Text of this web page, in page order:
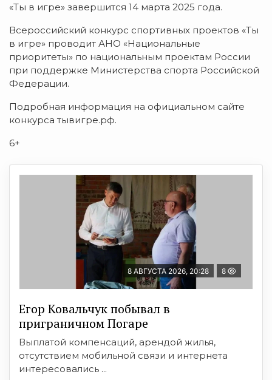
«Ты в игре» завершится 14 марта 2025 года.
Всероссийский конкурс спортивных проектов «Ты
в игре» проводит АНО «Национальные
приоритеты» по национальным проектам России
при поддержке Министерства спорта Российской
Федерации.
Подробная информация на официальном сайте
конкурса тывигре.рф.
6+
8 АВГУСТА 2026, 20:28 8
Егор Ковальчук побывал в
приграничном Погаре
Выплатой компенсаций, арендой жилья,
отсутствием мобильной связи и интернета
интересовались ...